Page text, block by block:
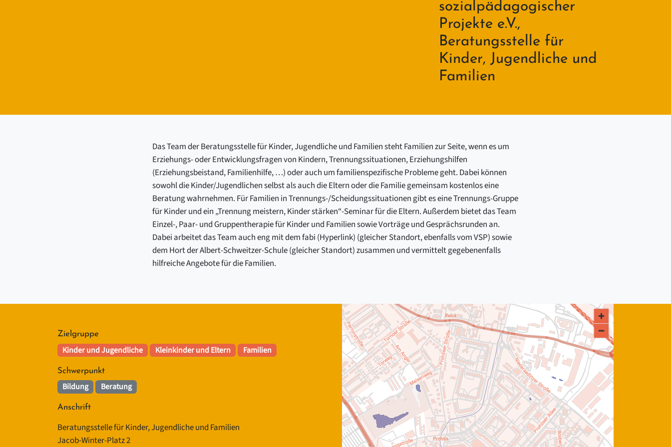
sozialpädagogischer
Projekte e.V.,
Beratungsstelle für
Kinder, Jugendliche und
Familien
Das Team der Beratungsstelle für Kinder, Jugendliche und Familien steht Familien zur Seite, wenn es um
Erziehungs- oder Entwicklungsfragen von Kindern, Trennungssituationen, Erziehungshilfen
(Erziehungsbeistand, Familienhilfe, …) oder auch um familienspezifische Probleme geht. Dabei können
sowohl die Kinder/Jugendlichen selbst als auch die Eltern oder die Familie gemeinsam kostenlos eine
Beratung wahrnehmen. Für Familien in Trennungs-/Scheidungssituationen gibt es eine Trennungs-Gruppe
für Kinder und ein „Trennung meistern, Kinder stärken“-Seminar für die Eltern. Außerdem bietet das Team
Einzel-, Paar- und Gruppentherapie für Kinder und Familien sowie Vorträge und Gesprächsrunden an.
Dabei arbeitet das Team auch eng mit dem fabi (Hyperlink) (gleicher Standort, ebenfalls vom VSP) sowie
dem Hort der Albert-Schweitzer-Schule (gleicher Standort) zusammen und vermittelt gegebenenfalls
hilfreiche Angebote für die Familien.
Zielgruppe
Kinder und Jugendliche Kleinkinder und Eltern Familien
Schwerpunkt
Bildung Beratung
Anschrift
Beratungsstelle für Kinder, Jugendliche und Familien
Jacob-Winter-Platz 2